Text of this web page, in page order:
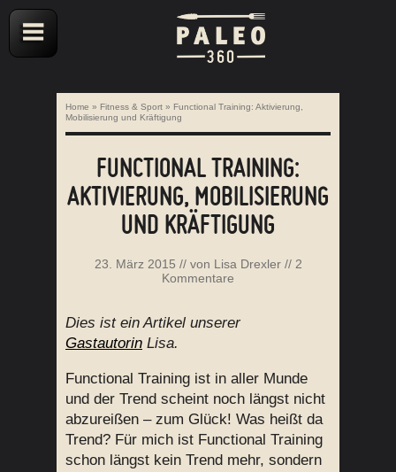
Home » Fitness & Sport » Functional Training: Aktivierung,
Mobilisierung und Kräftigung
FUNCTIONAL TRAINING:
AKTIVIERUNG, MOBILISIERUNG
UND KRÄFTIGUNG
23. März 2015 // von Lisa Drexler// 2
Kommentare
Dies ist ein Artikel unserer
Gastautorin Lisa.
Functional Training ist in aller Munde
und der Trend scheint noch längst nicht
abzureißen – zum Glück! Was heißt da
Trend? Für mich ist Functional Training
schon längst kein Trend mehr, sondern